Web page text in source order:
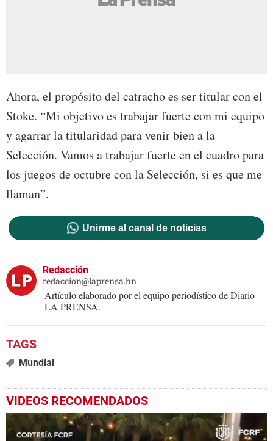
Ahora, el propósito del catracho es ser titular con el
Stoke. “Mi objetivo es trabajar fuerte con mi equipo
y agarrar la titularidad para venir bien a la
Selección. Vamos a trabajar fuerte en el cuadro para
los juegos de octubre con la Selección, si es que me
llaman”.
Unirme al canal de noticias
Redacción
redaccion@laprensa.hn
Artículo elaborado por el equipo periodístico de Diario
LA PRENSA.
Mundial
VIDEOS RECOMENDADOS